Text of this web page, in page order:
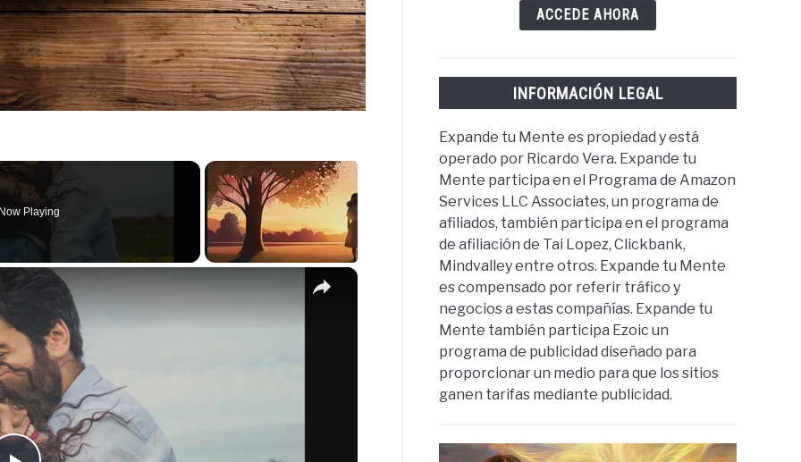
Playing
×
ACCEDE AHORA
INFORMACIÓN LEGAL
Expande tu Mente es propiedad y está
operado por Ricardo Vera. Expande tu
Mente participa en el Programa de Amazon
Services LLC Associates, un programa de
afiliados, también participa en el programa
de afiliación de Tai Lopez, Clickbank,
Mindvalley entre otros. Expande tu Mente
es compensado por referir tráfico y
negocios a estas compañías. Expande tu
Mente también participa Ezoic un
programa de publicidad diseñado para
proporcionar un medio para que los sitios
ganen tarifas mediante publicidad.